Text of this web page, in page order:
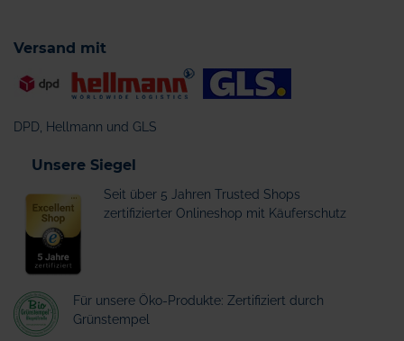
Versand mit
DPD, Hellmann und GLS
Unsere Siegel
Seit über 5 Jahren Trusted Shops
zertifizierter Onlineshop mit Käuferschutz
Für unsere Öko-Produkte: Zertifiziert durch
Grünstempel